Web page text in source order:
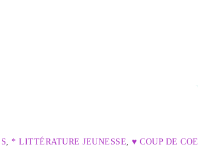
* LITTÉRATURE JEUNESSE ♥ COUP DE